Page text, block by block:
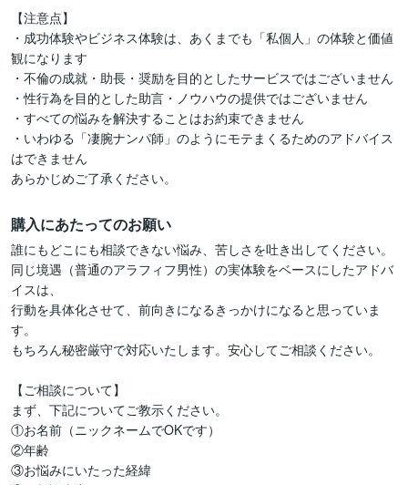
【注意点】
・成功体験やビジネス体験は、あくまでも「私個人」の体験と価値
観になります
・不倫の成就・助長・奨励を目的としたサービスではございません
・性行為を目的とした助言・ノウハウの提供ではございません
・すべての悩みを解決することはお約束できません
・いわゆる「凄腕ナンパ師」のようにモテまくるためのアドバイス
はできません
あらかじめご了承ください。
購入にあたってのお願い
誰にもどこにも相談できない悩み、苦しさを吐き出してください。
同じ境遇（普通のアラフィフ男性）の実体験をベースにしたアドバ
イスは、
行動を具体化させて、前向きになるきっかけになると思っていま
す。
もちろん秘密厳守で対応いたします。安心してご相談ください。
【ご相談について】
まず、下記についてご教示ください。
①お名前（ニックネームでOKです）
②年齢
③お悩みにいたった経緯